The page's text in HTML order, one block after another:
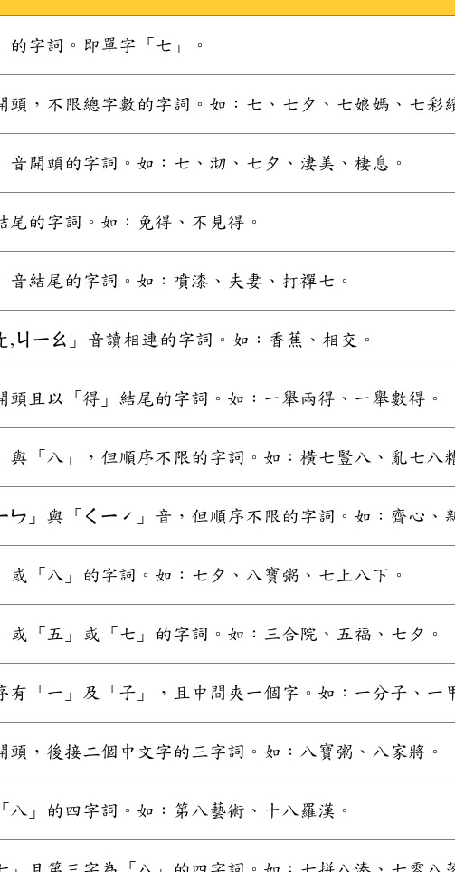
的字詞。即單字「七」。
頭，不限總字數的字詞。如：七、七夕、七娘媽、七彩
音開頭的字詞。如：七、沏、七夕、淒美、棲息。
尾的字詞。如：免得、不見得。
音結尾的字詞。如：噴漆、夫妻、打禪七。
,ㄐㄧㄠ」音讀相連的字詞。如：香蕉、相交。
頭且以「得」結尾的字詞。如：一舉兩得、一舉數得。
與「八」，但順序不限的字詞。如：橫七豎八、亂七八
ㄣ」與「ㄑㄧˊ」音，但順序不限的字詞。如：齊心、
或「八」的字詞。如：七夕、八寶粥、七上八下。
或「五」或「七」的字詞。如：三合院、五福、七夕。
有「一」及「子」，且中間夾一個字。如：一分子、一
頭，後接二個中文字的三字詞。如：八寶粥、八家將。
八」的四字詞。如：第八藝術、十八羅漢。